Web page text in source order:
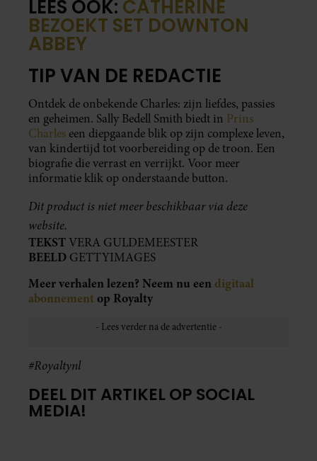
LEES OOK: CATHERINE
BEZOEKT SET DOWNTON
ABBEY
TIP VAN DE REDACTIE
Ontdek de onbekende Charles: zijn liefdes, passies
en geheimen. Sally Bedell Smith biedt in Prins
Charles een diepgaande blik op zijn complexe leven,
van kindertijd tot voorbereiding op de troon. Een
biografie die verrast en verrijkt. Voor meer
informatie klik op onderstaande button.
Dit product is niet meer beschikbaar via deze
website.
TEKSTVERA GULDEMEESTER
BEELD GETTYIMAGES
Meer verhalen lezen? Neem nu een digitaal
abonnement op Royalty
#Royaltynl
DEEL DIT ARTIKEL OP SOCIAL
MEDIA!